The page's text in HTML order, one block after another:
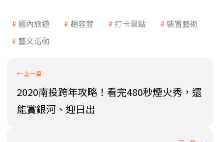
國內旅遊 趙容萱 打卡景點
裝置藝術
藝文活動
2020南投跨年攻略！看完480秒煙火秀，還
能賞銀河、迎日出